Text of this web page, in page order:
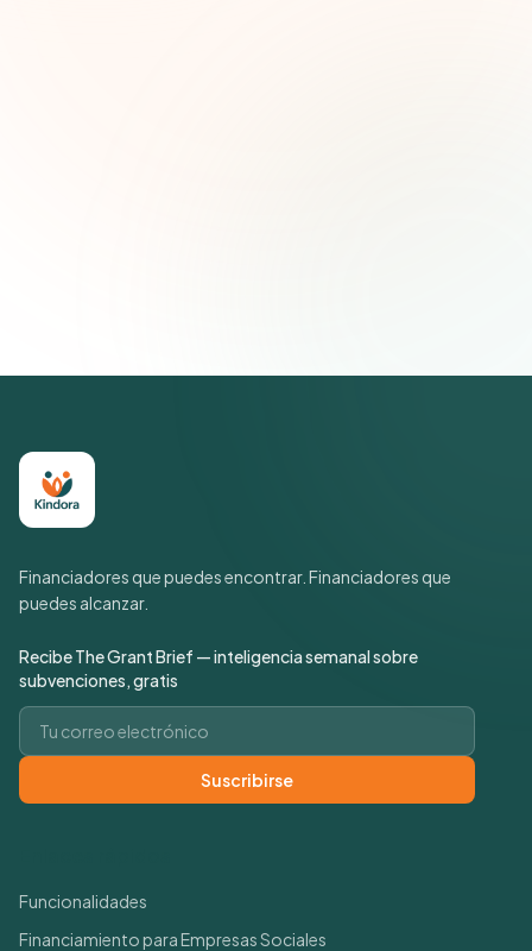
Financiadores que puedes encontrar. Financiadores que
puedes alcanzar.
Recibe The Grant Brief — inteligencia semanal sobre
subvenciones, gratis
Correo electrónico
Suscribirse
Funcionalidades
Financiamiento para Empresas Sociales